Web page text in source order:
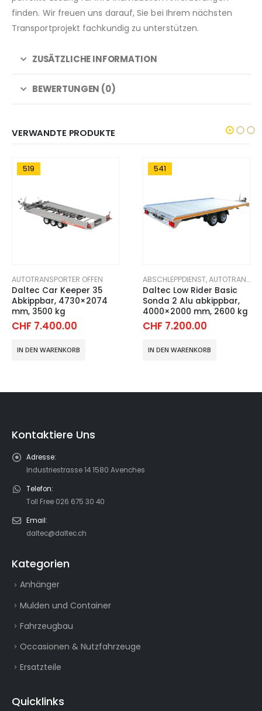
finden. Wir freuen uns darauf, Sie bei Ihrem nächsten
Transportprojekt fachkundig zu unterstützen.
ZUSÄTZLICHE INFORMATION
BEWERTUNGEN (0)
VERWANDTE PRODUKTE
519
AUTOTRANSPORTER OFFEN
Daltec Car Keeper 35
Abkippbar, 4730×2074
mm, 3500 kg
CHF 7.400.00
IN DEN WARENKORB
541
ABSCHLEPPDIENST,AUTOTRANSPORT ANHÄNGER
Daltec Low Rider Basic
Sonda 2 Alu abkippbar,
4000×2000 mm, 2600 kg
CHF 7.200.00
IN DEN WARENKORB
Kontaktiere Uns
Adresse:
Industriestrasse 14 1580 Avenches
Telefon:
Toll Free 026 675 30 40
Email:
daltec@daltec.ch
Kategorien
Anhänger
Mulden und Container
Fahrzeugbau
Occasionen & Nutzfahrzeuge
Ersatzteile
Quicklinks